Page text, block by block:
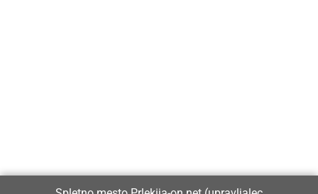
Vida Ozmec že desetletja dela v
gostinstvu in turizmu ter pripravlja ...